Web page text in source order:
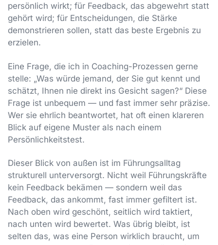
persönlich wirkt; für Feedback, das abgewehrt statt
gehört wird; für Entscheidungen, die Stärke
demonstrieren sollen, statt das beste Ergebnis zu
erzielen.
Eine Frage, die ich in Coaching-Prozessen gerne
stelle: „Was würde jemand, der Sie gut kennt und
schätzt, Ihnen nie direkt ins Gesicht sagen?“ Diese
Frage ist unbequem — und fast immer sehr präzise.
Wer sie ehrlich beantwortet, hat oft einen klareren
Blick auf eigene Muster als nach einem
Persönlichkeitstest.
Dieser Blick von außen ist im Führungsalltag
strukturell unterversorgt. Nicht weil Führungskräfte
kein Feedback bekämen — sondern weil das
Feedback, das ankommt, fast immer gefiltert ist.
Nach oben wird geschönt, seitlich wird taktiert,
nach unten wird bewertet. Was übrig bleibt, ist
selten das, was eine Person wirklich braucht, um